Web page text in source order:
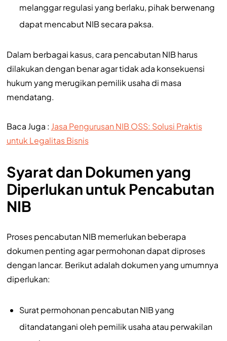
melanggar regulasi yang berlaku, pihak berwenang
dapat mencabut NIB secara paksa.
Dalam berbagai kasus, cara pencabutan NIB harus
dilakukan dengan benar agar tidak ada konsekuensi
hukum yang merugikan pemilik usaha di masa
mendatang.
Baca Juga : Jasa Pengurusan NIB OSS: Solusi Praktis
untuk Legalitas Bisnis
Syarat dan Dokumen yang
Diperlukan untuk Pencabutan
NIB
Proses pencabutan NIB memerlukan beberapa
dokumen penting agar permohonan dapat diproses
dengan lancar. Berikut adalah dokumen yang umumnya
diperlukan:
Surat permohonan pencabutan NIB yang
ditandatangani oleh pemilik usaha atau perwakilan